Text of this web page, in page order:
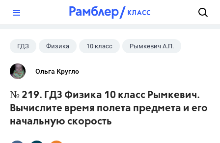
ГДЗ Физика 10 класс Рымкевич А.П.
Ольга Кругло
№ 219. ГДЗ Физика 10 класс Рымкевич.
Вычислите время полета предмета и его
начальную скорость